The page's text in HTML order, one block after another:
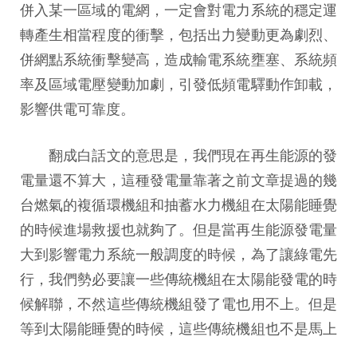
併入某一區域的電網，一定會對電力系統的穩定運
轉產生相當程度的衝擊，包括出力變動更為劇烈、
併網點系統衝擊變高，造成輸電系統壅塞、系統頻
率及區域電壓變動加劇，引發低頻電驛動作卸載，
影響供電可靠度。
翻成白話文的意思是，我們現在再生能源的發
電量還不算大，這種發電量靠著之前文章提過的幾
台燃氣的複循環機組和抽蓄水力機組在太陽能睡覺
的時候進場救援也就夠了。但是當再生能源發電量
大到影響電力系統一般調度的時候，為了讓綠電先
行，我們勢必要讓一些傳統機組在太陽能發電的時
候解聯，不然這些傳統機組發了電也用不上。但是
等到太陽能睡覺的時候，這些傳統機組也不是馬上